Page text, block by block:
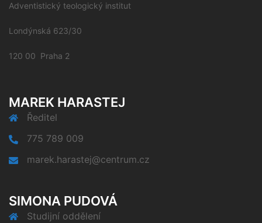
Adventistický teologický institut
Londýnská 623/30
120 00 Praha 2
MAREK HARASTEJ
Ředitel
775 789 009
marek.harastej@centrum.cz
SIMONA PUDOVÁ
Studijní oddělení